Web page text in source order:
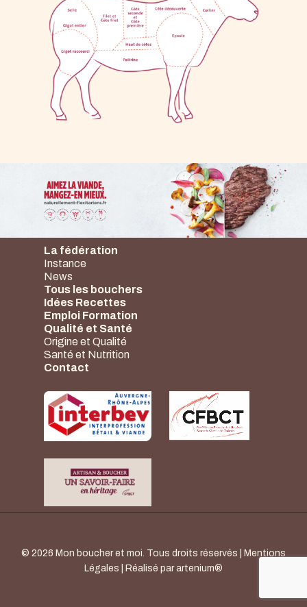
La fédération
Instance
News
Tous les bouchers
Idées Recettes
Emploi Formation
Qualité et Santé
Origine et Qualité
Santé et Nutrition
Contact
© 2026 Mon boucher et moi. Tous droits réservés |
Mentions
Légales | Réalisé parartenium®